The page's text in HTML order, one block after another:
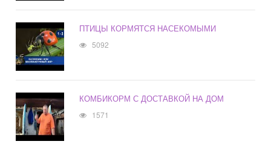
ПТИЦЫ КОРМЯТСЯ НАСЕКОМЫМИ
5092
КОМБИКОРМ С ДОСТАВКОЙ НА ДОМ
1571